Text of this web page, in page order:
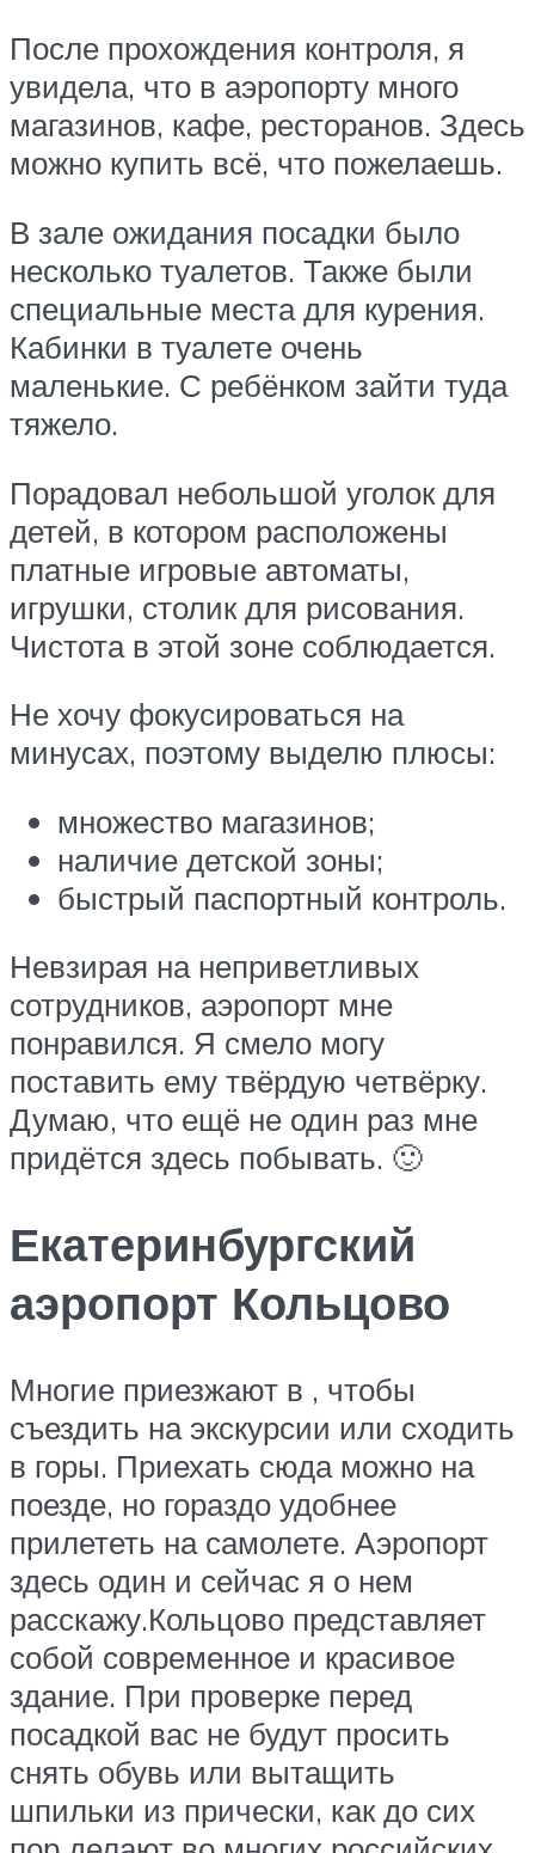
После прохождения контроля, я
увидела, что в аэропорту много
магазинов, кафе, ресторанов. Здесь
можно купить всё, что пожелаешь.
В зале ожидания посадки было
несколько туалетов. Также были
специальные места для курения.
Кабинки в туалете очень
маленькие. С ребёнком зайти туда
тяжело.
Порадовал небольшой уголок для
детей, в котором расположены
платные игровые автоматы,
игрушки, столик для рисования.
Чистота в этой зоне соблюдается.
Не хочу фокусироваться на
минусах, поэтому выделю плюсы:
множество магазинов;
наличие детской зоны;
быстрый паспортный контроль.
Невзирая на неприветливых
сотрудников, аэропорт мне
понравился. Я смело могу
поставить ему твёрдую четвёрку.
Думаю, что ещё не один раз мне
придётся здесь побывать. 🙂
Екатеринбургский
аэропорт Кольцово
Многие приезжают в , чтобы
съездить на экскурсии или сходить
в горы. Приехать сюда можно на
поезде, но гораздо удобнее
прилететь на самолете. Аэропорт
здесь один и сейчас я о нем
расскажу.Кольцово представляет
собой современное и красивое
здание. При проверке перед
посадкой вас не будут просить
снять обувь или вытащить
шпильки из прически, как до сих